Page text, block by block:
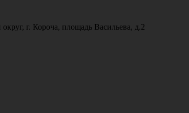
г. Короча, площадь Васильева, д.2